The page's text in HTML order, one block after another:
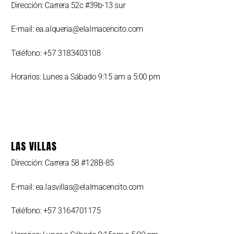
Dirección: Carrera 52c #39b-13 sur
E-mail: ea.alqueria@elalmacencito.com
Teléfono: +57 3183403108
Horarios: Lunes a Sábado 9:15 am a 5:00 pm
LAS VILLAS
Dirección: Carrera 58 #128B-85
E-mail: ea.lasvillas@elalmacencito.com
Teléfono: +57 3164701175